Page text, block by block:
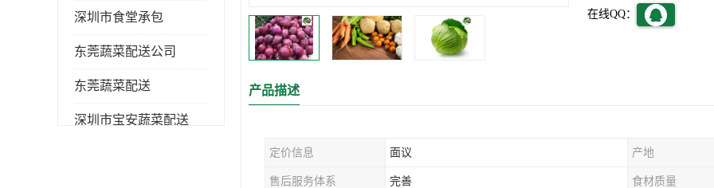
深圳市食堂承包
东莞蔬菜配送公司
东莞蔬菜配送
深圳市宝安蔬菜配送
在线QQ：
产品描述
定价信息 面议 产地
售后服务体系 完善 食材质量